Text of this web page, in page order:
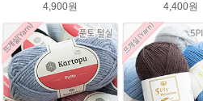
4,900원
4,400원